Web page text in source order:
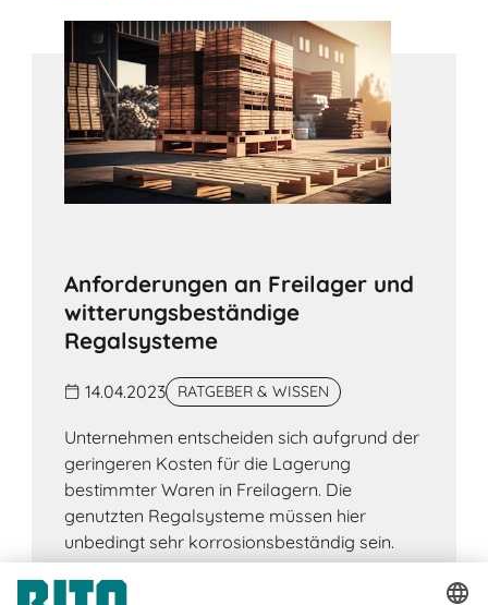
Anforderungen an Freilager und
witterungsbeständige
Regalsysteme
14.04.2023 RATGEBER & WISSEN
Unternehmen entscheiden sich aufgrund der
geringeren Kosten für die Lagerung
bestimmter Waren in Freilagern. Die
genutzten Regalsysteme müssen hier
unbedingt sehr korrosionsbeständig sein.